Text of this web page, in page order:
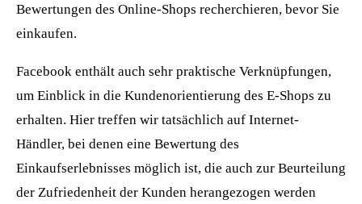
Bewertungen des Online-Shops recherchieren, bevor Sie
einkaufen.
Facebook enthält auch sehr praktische Verknüpfungen,
um Einblick in die Kundenorientierung des E-Shops zu
erhalten. Hier treffen wir tatsächlich auf Internet-
Händler, bei denen eine Bewertung des
Einkaufserlebnisses möglich ist, die auch zur Beurteilung
der Zufriedenheit der Kunden herangezogen werden